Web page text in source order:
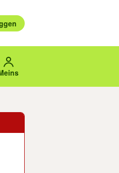
auswählen.
den Pfeiltasten nach oben/